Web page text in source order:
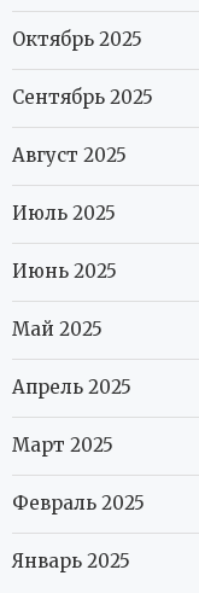
Октябрь 2025
Сентябрь 2025
Август 2025
Июль 2025
Июнь 2025
Май 2025
Апрель 2025
Март 2025
Февраль 2025
Январь 2025